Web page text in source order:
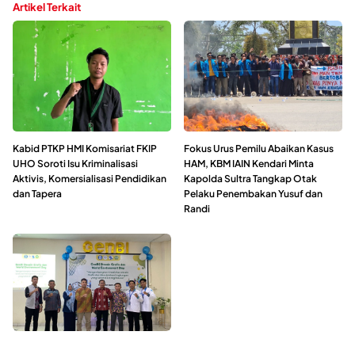
Artikel Terkait
Kabid PTKP HMI Komisariat FKIP
UHO Soroti Isu Kriminalisasi
Aktivis, Komersialisasi Pendidikan
dan Tapera
Fokus Urus Pemilu Abaikan Kasus
HAM, KBM IAIN Kendari Minta
Kapolda Sultra Tangkap Otak
Pelaku Penembakan Yusuf dan
Randi